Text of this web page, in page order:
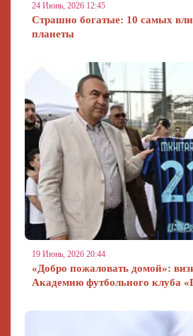
24 Июнь, 2026 12:45
Страшно богатые: 10 самых
планеты
19 Июнь, 2026 20:44
«Добро пожаловать домой»:
Академию футбольного клуба